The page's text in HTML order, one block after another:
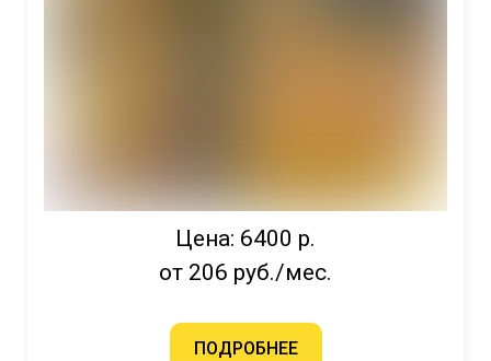
Цена: 6400 р.
от 206 руб./мес.
ПОДРОБНЕЕ